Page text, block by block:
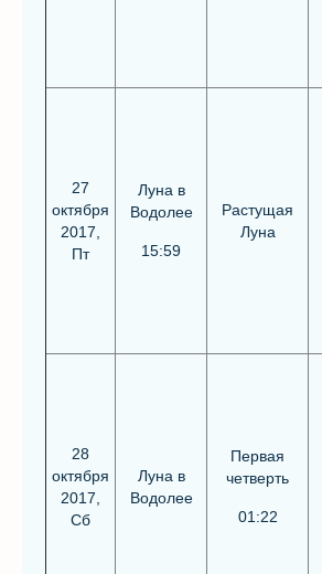
27
октября
2017,
Пт
Луна в
Водолее
15:59
Растущая
Луна
28
октября
2017,
Сб
Луна в
Водолее
Первая
четверть
01:22